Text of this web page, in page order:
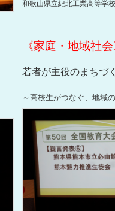
和歌山県立紀北工業高
《家庭・地域社会
若者が主役のまちづ
～高校生がつなぐ、地域